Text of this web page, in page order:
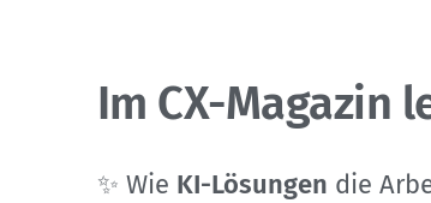
Im CX-Magazin
✨ Wie KI-Lösungen die